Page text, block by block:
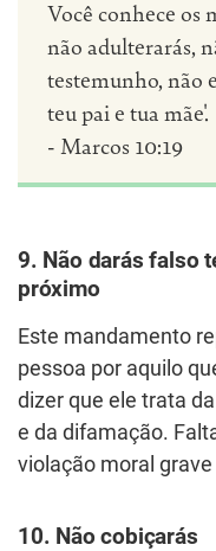
Você conhece os
não adulterarás,
testemunho, não
teu pai e tua mãe'.
- Marcos 10:19
9. Não darás falso
próximo
Este mandamento
pessoa por aquilo
dizer que ele trata
e da difamação.
violação moral
10. Não cobiçarás